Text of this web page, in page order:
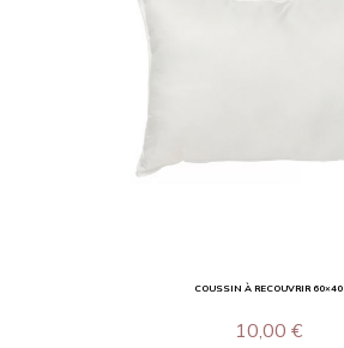
COUSSIN À RECOUVRIR 60×40
10,00 €